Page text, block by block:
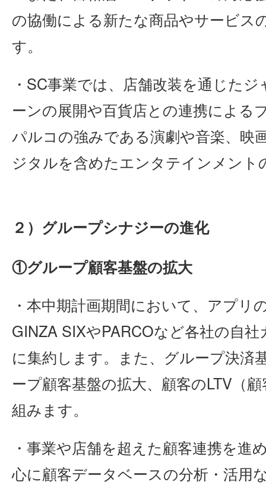
の協働による新たな商品やサービス
す。
・SC事業では、店舗改装を通じた
ーンの展開や百貨店との連携による
パルコの強みである演劇や音楽、映
ジタルを含めたエンタテインメント
２）グループシナジーの進化
①グループ顧客基盤の拡大
・本中期計画期間において、アプリ
GINZA SIXやPARCOなど各社の自
に集約します。また、グループ決済
ープ顧客基盤の拡大、顧客のLTV（
組みます。
・事業や店舗を超えた顧客連携を進
心に顧客データベースの分析・活用